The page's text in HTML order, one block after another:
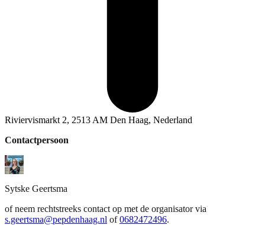
Riviervismarkt 2, 2513 AM Den Haag, Nederland
Contactpersoon
Sytske Geertsma
of neem rechtstreeks contact op met de organisator via
s.geertsma@pepdenhaag.nl of 0682472496.